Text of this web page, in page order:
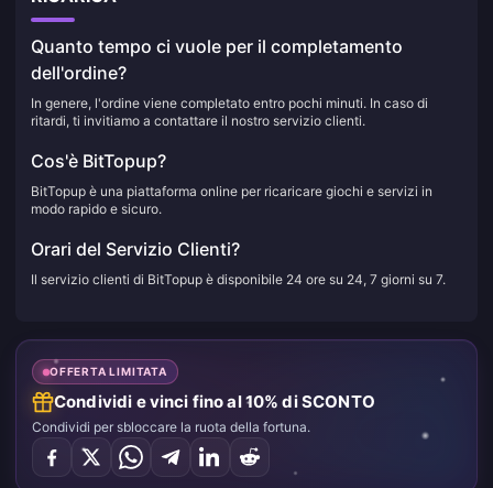
Quanto tempo ci vuole per il completamento
dell'ordine?
In genere, l'ordine viene completato entro pochi minuti. In caso di
ritardi, ti invitiamo a contattare il nostro servizio clienti.
Cos'è BitTopup?
BitTopup è una piattaforma online per ricaricare giochi e servizi in
modo rapido e sicuro.
Orari del Servizio Clienti?
Il servizio clienti di BitTopup è disponibile 24 ore su 24, 7 giorni su 7.
OFFERTA LIMITATA
Condividi e vinci fino al 10% di SCONTO
Condividi per sbloccare la ruota della fortuna.